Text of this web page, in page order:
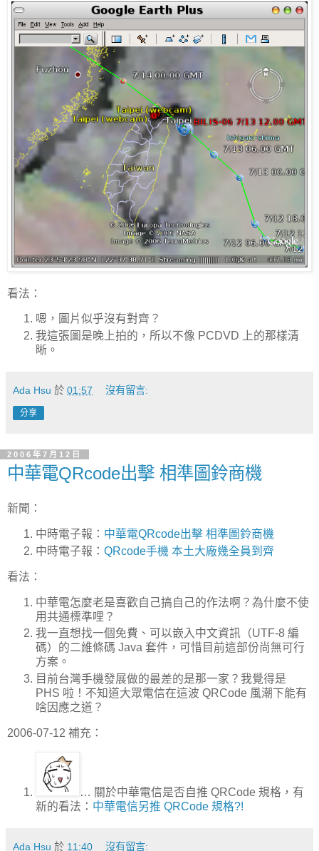
看法：
嗯，圖片似乎沒有對齊？
我這張圖是晚上拍的，所以不像 PCDVD 上的那樣清
晰。
Ada Hsu 於 01:57 沒有留言:
分享
2006年7月12日
中華電QRcode出擊 相準圖鈴商機
新聞：
中時電子報： 中華電QRcode出擊 相準圖鈴商機
中時電子報： QRcode手機 本土大廠幾全員到齊
看法：
中華電怎麼老是喜歡自己搞自己的作法啊？為什麼不使
用共通標準哩？
我一直想找一個免費、可以嵌入中文資訊（UTF-8 編
碼）的二維條碼 Java 套件，可惜目前這部份尚無可行
方案。
目前台灣手機發展做的最差的是那一家？我覺得是
PHS 啦！不知道大眾電信在這波 QRCode 風潮下能有
啥因應之道？
2006-07-12 補充：
… 關於中華電信是否自推 QRCode 規格，有
新的看法： 中華電信另推 QRCode 規格?!
Ada Hsu 於 11:40 沒有留言: